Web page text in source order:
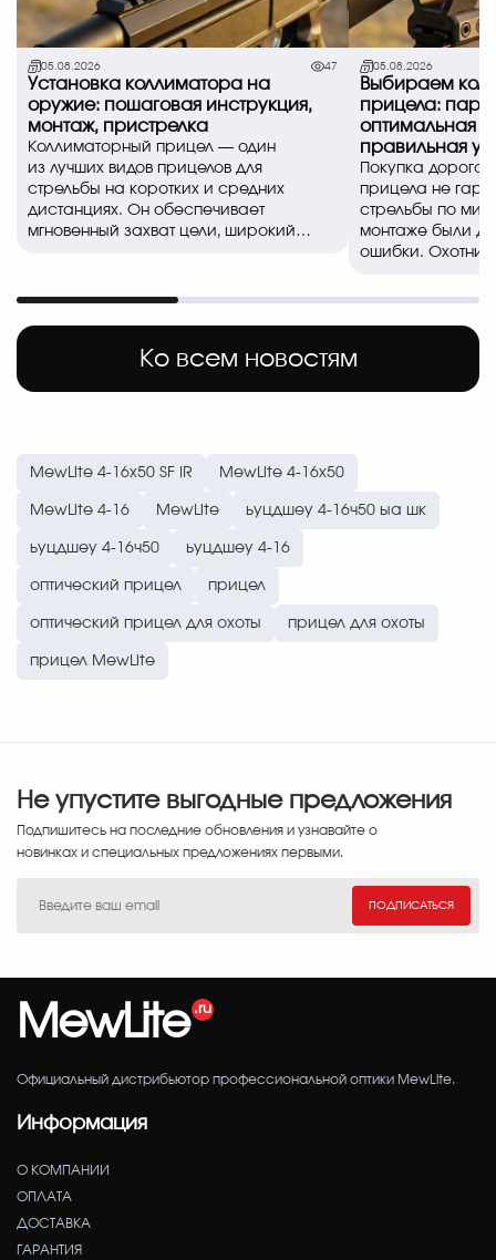
Ко всем новостям
05.08.2026 47
Установка коллиматора на
оружие: пошаговая инструкция,
монтаж, пристрелка
Коллиматорный прицел — один
из лучших видов прицелов для
стрельбы на коротких и средних
дистанциях. Он обеспечивает
мгновенный захват цели, широкий
05.08.2026
Выбираем
прицела:
оптимальная
правильная
Покупка
прицела не
стрельбы по
монтаже были
ошибки.
MewLite 4-16x50 SF IR MewLite 4-16x50
MewLite 4-16 MewLite ьуцдшеу 4-16ч50 ыа шк
ьуцдшеу 4-16ч50 ьуцдшеу 4-16
оптический прицел прицел
оптический прицел для охоты прицел для охоты
прицел MewLite
Не упустите выгодные предложения
Подпишитесь на последние обновления и узнавайте о
новинках и специальных предложениях первыми.
ПОДПИСАТЬСЯ
MewLite
Официальный дистрибьютор профессиональной оптики MewLite.
Информация
О КОМПАНИИ
ОПЛАТА
ДОСТАВКА
ГАРАНТИЯ